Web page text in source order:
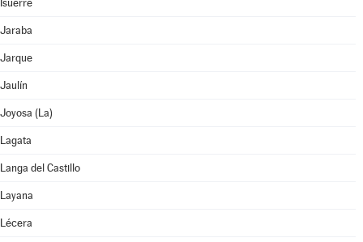
Isuerre
Jaraba
Jarque
Jaulín
Joyosa (La)
Lagata
Langa del Castillo
Layana
Lécera